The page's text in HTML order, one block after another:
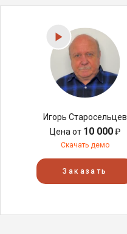
Игорь Старосельцев
Цена от 10 000₽
Скачать демо
Заказать